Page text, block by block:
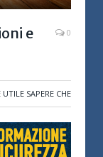
e
0
UTILE SAPERE CHE